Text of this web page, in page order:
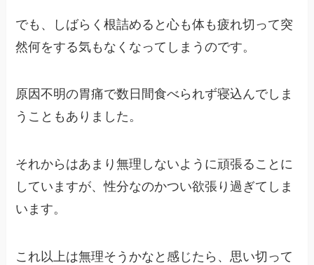
でも、しばらく根詰めると心も体も疲れ切って突
然何をする気もなくなってしまうのです。
原因不明の胃痛で数日間食べられず寝込んでしま
うこともありました。
それからはあまり無理しないように頑張ることに
していますが、性分なのかつい欲張り過ぎてしま
います。
これ以上は無理そうかなと感じたら、思い切って